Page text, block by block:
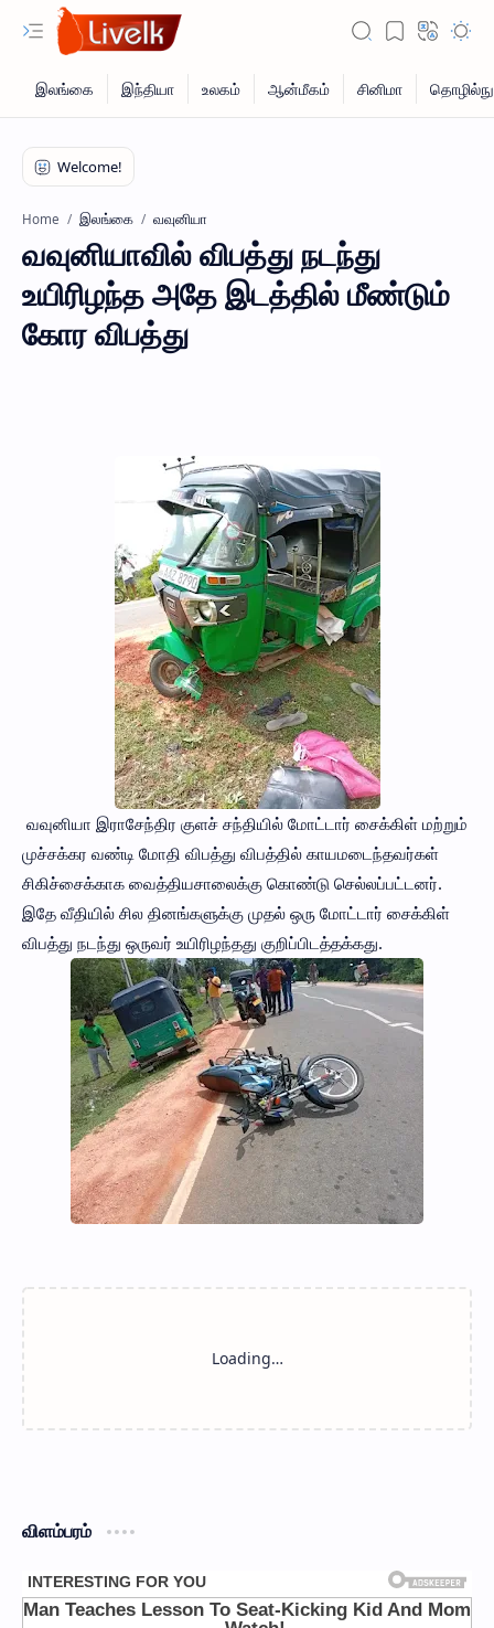
Home இலங்கை வவுனியா
வவுனியாவில் விபத்து நடந்து
உயிரிழந்த அதே இடத்தில் மீண்டும்
கோர விபத்து
வவுனியா இராசேந்திர குளச் சந்தியில் மோட்டார் சைக்கிள் மற்றும்
முச்சக்கர வண்டி மோதி விபத்து விபத்தில் காயமடைந்தவர்கள்
சிகிச்சைக்காக வைத்தியசாலைக்கு கொண்டு செல்லப்பட்டனர்.
இதே வீதியில் சில தினங்களுக்கு முதல் ஒரு மோட்டார் சைக்கிள்
விபத்து நடந்து ஒருவர் உயிரிழந்தது குறிப்பிடத்தக்கது.
விளம்பரம்